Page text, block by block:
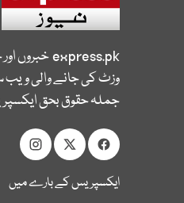
express.pkخبروں
وزٹ کی جانے والی ویب
جملہ حقوق بحق
ایکسپریس کے بارے میں